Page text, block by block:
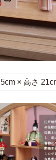
× 高さ